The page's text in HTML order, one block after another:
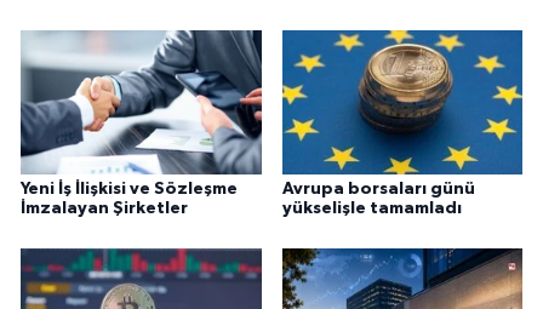
Yeni İş İlişkisi ve Sözleşme
İmzalayan Şirketler
Avrupa borsaları günü
yükselişle tamamladı